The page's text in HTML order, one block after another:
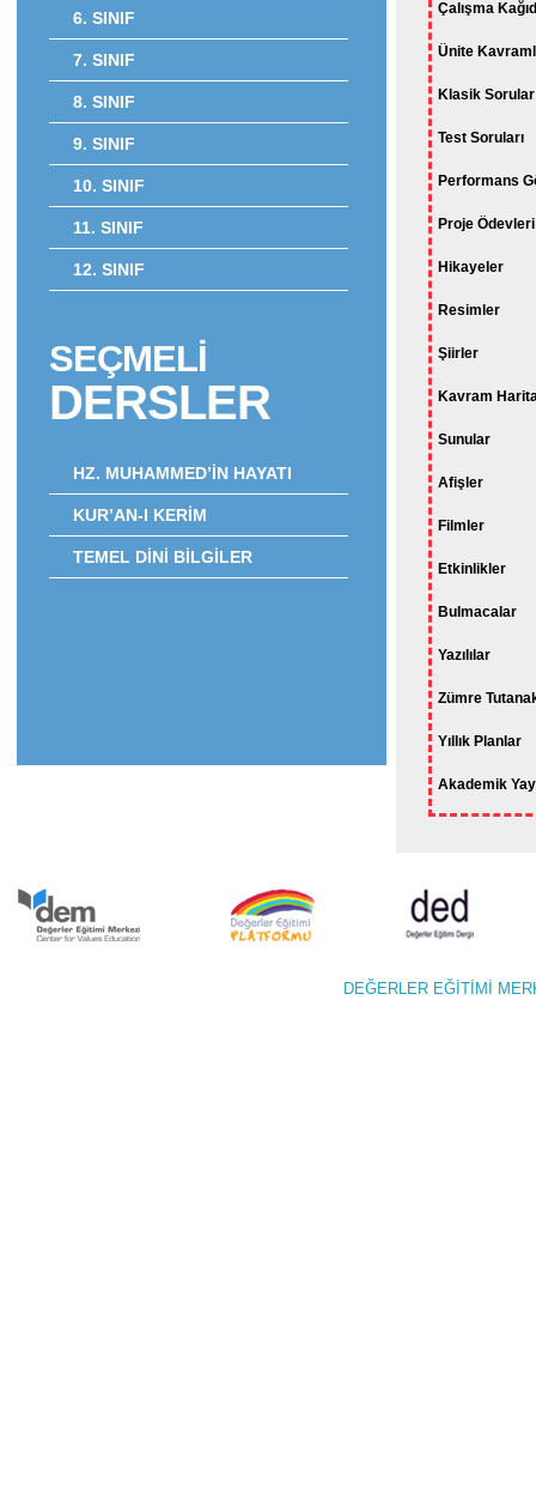
6. SINIF
7. SINIF
8. SINIF
9. SINIF
10. SINIF
11. SINIF
12. SINIF
SEÇMELİ
DERSLER
HZ. MUHAMMED’İN HAYATI
KUR’AN-I KERİM
TEMEL DİNİ BİLGİLER
Çalışma
Ünite
Klasik Sorular
Test Soruları
Performans
Proje Ödevleri
Hikayeler
Resimler
Şiirler
Kavram
Sunular
Afişler
Filmler
Etkinlikler
Bulmacalar
Yazılılar
Zümre
Yıllık Planlar
Akademik
DEĞERLER EĞİTİMİ